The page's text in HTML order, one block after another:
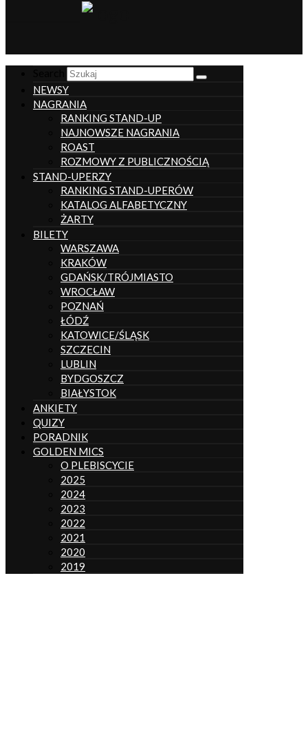
NEWSY
NAGRANIA
RANKING STAND-UP
NAJNOWSZE NAGRANIA
ROAST
ROZMOWY Z PUBLICZNOŚCIĄ
STAND-UPERZY
RANKING STAND-UPERÓW
KATALOG ALFABETYCZNY
ŻARTY
BILETY
WARSZAWA
KRAKÓW
GDAŃSK/TRÓJMIASTO
WROCŁAW
POZNAŃ
ŁÓDŹ
KATOWICE/ŚLĄSK
SZCZECIN
LUBLIN
BYDGOSZCZ
BIAŁYSTOK
ANKIETY
QUIZY
PORADNIK
GOLDEN MICS
O PLEBISCYCIE
2025
2024
2023
2022
2021
2020
2019